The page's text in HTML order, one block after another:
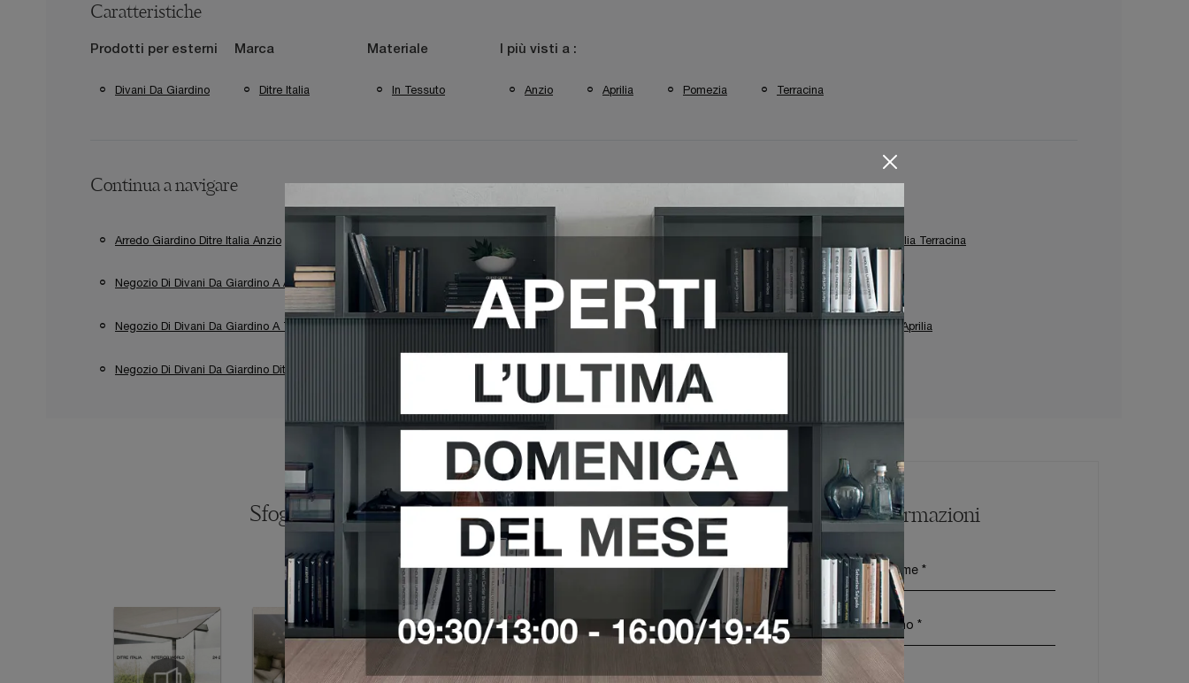
Caratteristiche
Prodotti per esterni
Divani Da Giardino
Marca
Ditre Italia
Materiale
In Tessuto
I più visti a :
Anzio Aprilia Pomezia Terracina
Continua a navigare
Arredo Giardino Ditre Italia Anzio Arredo Giardino Ditre Italia Aprilia Arredo Giardino Ditre Italia Pomezia Arredo Giardino Ditre Italia Terracina
Negozio Di Divani Da Giardino A Anzio Negozio Di Divani Da Giardino A Aprilia Negozio Di Divani Da Giardino A Pomezia
Negozio Di Divani Da Giardino A Terracina Negozio Di Divani Da Giardino Ditre Italia A Anzio Negozio Di Divani Da Giardino Ditre Italia A Aprilia
Negozio Di Divani Da Giardino Ditre Italia A Pomezia Negozio Di Divani Da Giardino Ditre Italia A Terracina
Sfoglia i cataloghi Richiedi Maggiori Informazioni